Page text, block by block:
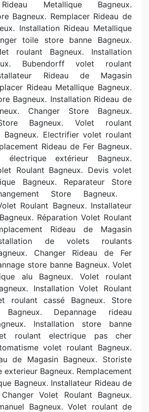
Metallique Bagneux.
Bagneux. Remplacer Rideau de
Installation Rideau Metallique
toile store banne Bagneux.
roulant Bagneux. Installation
Bubendorff volet roulant
Rideau de Magasin
Rideau Metallique Bagneux.
Bagneux. Installation Rideau de
Changer Store Bagneux.
Bagneux. Volet roulant
Bagneux. Electrifier volet roulant
Rideau de Fer Bagneux.
électrique extérieur Bagneux.
Roulant Bagneux. Devis volet
Bagneux. Reparateur Store
Store Bagneux.
Roulant Bagneux. Installateur
Réparation Volet Roulant
Rideau de Magasin
de volets roulants
Changer Rideau de Fer
store banne Bagneux. Volet
alu Bagneux. Volet roulant
Installation Volet Roulant
roulant cassé Bagneux. Store
Depannage rideau
Installation store banne
roulant electrique pas cher
volet roulant Bagneux.
de Magasin Bagneux. Storiste
exterieur Bagneux. Remplacement
Bagneux. Installateur Rideau de
Volet Roulant Bagneux.
Bagneux. Volet roulant de